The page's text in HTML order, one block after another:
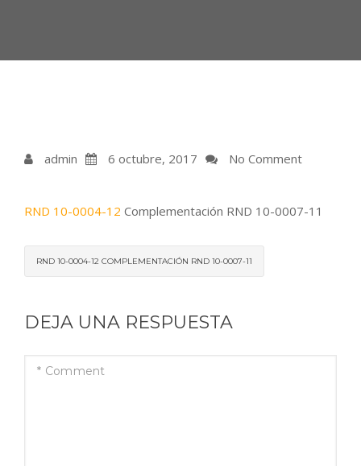
admin 6 octubre, 2017 No Comment
RND 10-0004-12 Complementación RND 10-0007-11
RND 10-0004-12 COMPLEMENTACIÓN RND 10-0007-11
DEJA UNA RESPUESTA